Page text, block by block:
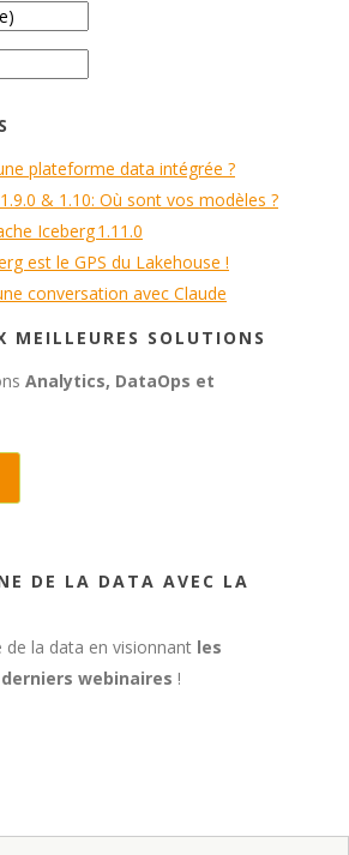
plateforme data intégrée ?
& 1.10: Où sont vos modèles ?
Iceberg 1.11.0
est le GPS du Lakehouse !
conversation avec Claude
MEILLEURES SOLUTIONS
Analytics, DataOps et
DE LA DATA AVEC LA
la data en visionnant les
webinaires !